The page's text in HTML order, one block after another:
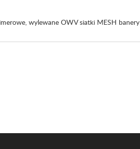
wylewane OWV siatki MESH banery